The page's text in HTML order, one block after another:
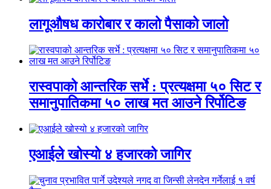
लागूऔषध कारोबार र कालो पैसाको जालो
रास्वपाको आन्तरिक सर्भे : प्रत्यक्षमा ५० सिट र
समानुपातिकमा ५० लाख मत आउने रिर्पोटिङ
एआईले खोस्यो ४ हजारको जागिर